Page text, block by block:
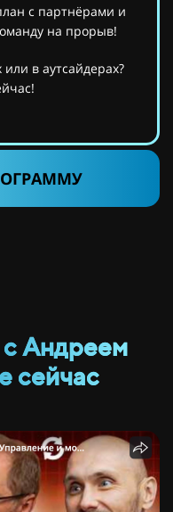
с партнёрами и
на прорыв!
в аутсайдерах?
с Андреем
сейчас